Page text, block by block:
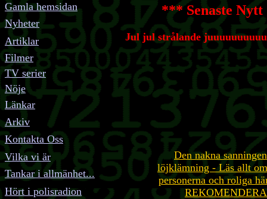
*** Senaste
Jul jul strålande
Gamla hemsidan
Nyheter
Artiklar
Filmer
TV serier
Nöje
Länkar
Arkiv
Kontakta Oss
Vilka vi är
Tankar i allmänhet...
Hört i polisradion
Den nakna
löjklämning - Läs allt
personerna och roliga